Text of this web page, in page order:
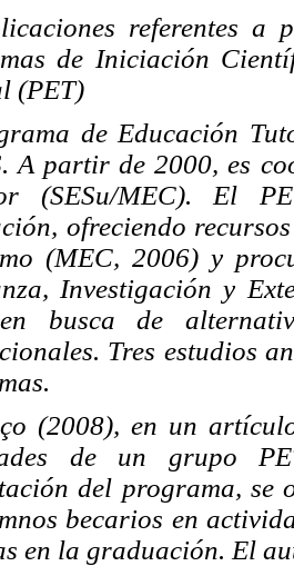
referentes a
de Iniciación
(PET)
de Educación
A partir de 2000, es
(SESu/MEC). El
ofreciendo
(MEC, 2006) y
Investigación y
busca de
Tres estudios
(2008), en un
de un grupo
del programa, se
becarios en
en la graduación. El